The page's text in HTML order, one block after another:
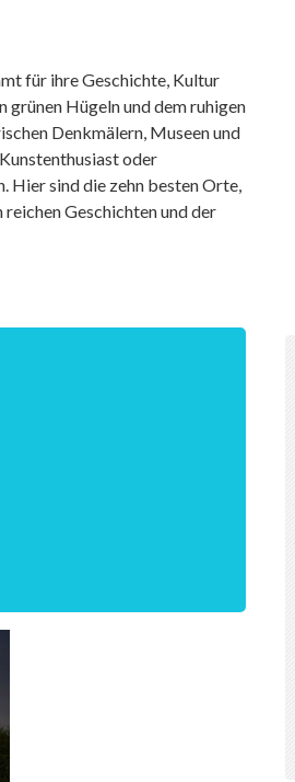
für ihre Geschichte, Kultur
Hügeln und dem ruhigen
Denkmälern, Museen und
oder
Hier sind die zehn besten Orte,
reichen Geschichten und der